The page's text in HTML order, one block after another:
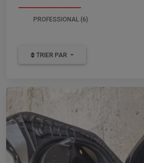
PROFESSIONAL (6)
TRIER PAR